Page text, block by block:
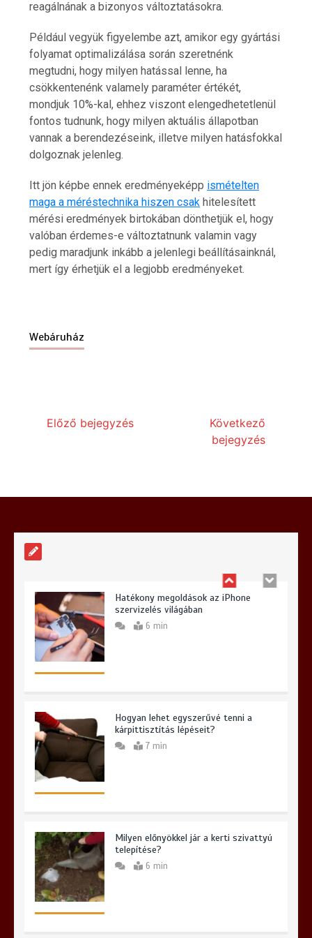
reagálnának a bizonyos változtatásokra.
Például vegyük figyelembe azt, amikor egy gyártási
folyamat optimalizálása során szeretnénk
megtudni, hogy milyen hatással lenne, ha
csökkentenénk valamely paraméter értékét,
mondjuk 10%-kal, ehhez viszont elengedhetetlenül
fontos tudnunk, hogy milyen aktuális állapotban
vannak a berendezéseink, illetve milyen hatásfokkal
dolgoznak jelenleg.
Itt jön képbe ennek eredményeképp ismételten
maga a méréstechnika hiszen csak hitelesített
mérési eredmények birtokában dönthetjük el, hogy
valóban érdemes-e változtatnunk valamin vagy
pedig maradjunk inkább a jelenlegi beállításainknál,
mert így érhetjük el a legjobb eredményeket.
Webáruház
Előző bejegyzés
Következő
bejegyzés
Hatékony megoldások az iPhone
szervizelés világában
6 min
Hogyan lehet egyszerűvé tenni a
kárpittisztítás lépéseit?
7 min
Hatékony megoldások az iPhone
szervizelés világában
6 min
Hogyan lehet egyszerűvé tenni a
kárpittisztítás lépéseit?
7 min
Milyen előnyökkel jár a kerti szivattyú
telepítése?
6 min